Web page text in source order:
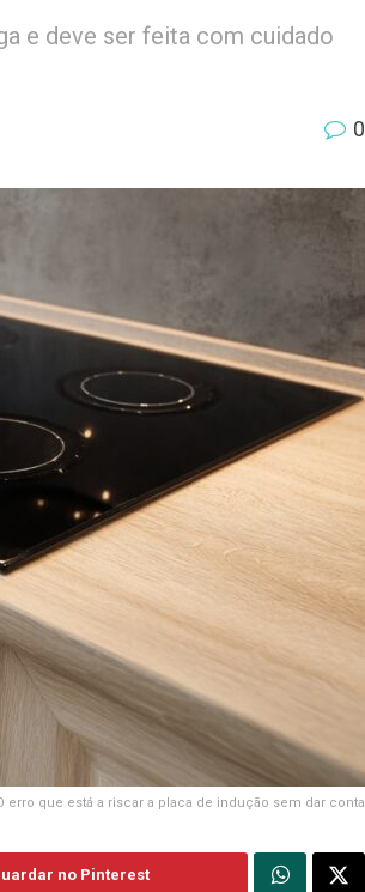
e deve ser feita com cuidado
0
erro que está a riscar a placa de indução sem dar conta
no Pinterest